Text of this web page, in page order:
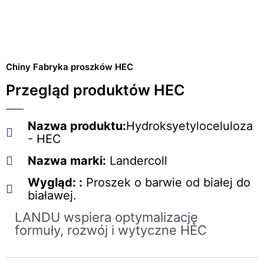
Chiny Fabryka proszków HEC
Przegląd produktów HEC
Nazwa produktu:Hydroksyetyloceluloza
- HEC
Nazwa marki: Landercoll
Wygląd: : Proszek o barwie od białej do
białawej.
LANDU wspiera optymalizację
formuły, rozwój i wytyczne HEC